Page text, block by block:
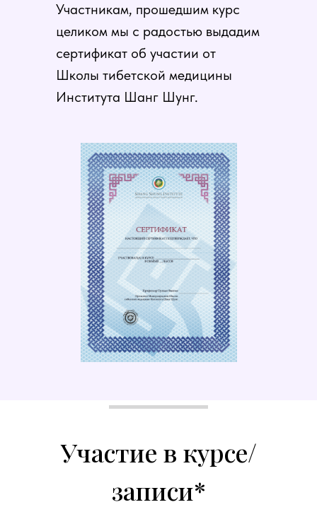
Участникам, прошедшим курс
целиком мы с радостью выдадим
сертификат об участии от
Школы тибетской медицины
Института Шанг Шунг.
Участие в курсе/
записи*